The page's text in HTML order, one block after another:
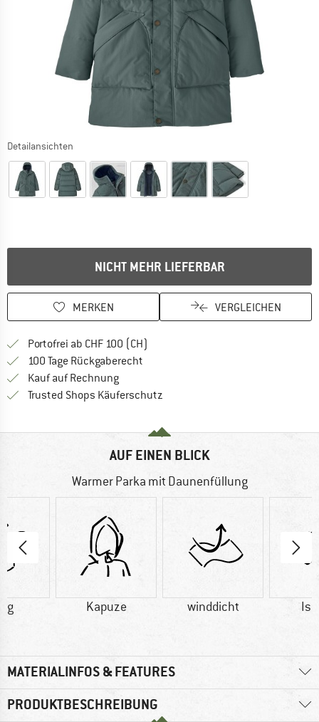
Detailansichten
NICHT MEHR LIEFERBAR
MERKEN VERGLEICHEN
Portofrei ab CHF 100 (CH)
100 Tage Rückgaberecht
Kauf auf RechnungFinde die Zahlungs-Infos hier! Öffnet
Trusted Shops Käuferschutz
AUF EINEN BLICK
Warmer Parka mit Daunenfüllung
g Kapuze winddicht
MATERIALINFOS & FEATURES
PRODUKTBESCHREIBUNG